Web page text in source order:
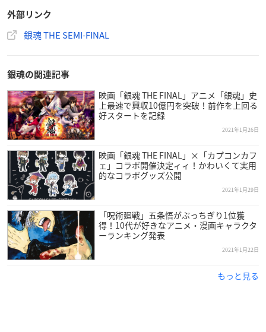
外部リンク
銀魂 THE SEMI-FINAL
銀魂の関連記事
映画「銀魂 THE FINAL」アニメ「銀魂」史
上最速で興収10億円を突破！前作を上回る
好スタートを記録
2021年1月26日
映画「銀魂 THE FINAL」×「カプコンカフ
ェ」コラボ開催決定ィィ！かわいくて実用
的なコラボグッズ公開
2021年1月29日
「呪術廻戦」五条悟がぶっちぎり1位獲
得！10代が好きなアニメ・漫画キャラクタ
ーランキング発表
2021年1月22日
もっと見る